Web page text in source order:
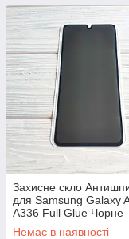
Захисне скло
для Samsung Galaxy
A336 Full Glue Чорне
Немає в наявності